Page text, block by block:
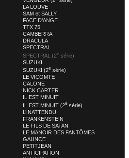
LA LOUVE
SAM et SALLY
FACE D’ANGE
TTX 75
CAMBERRA
DRACULA
SPECTRAL
SPECTRAL (2esérie)
SUZUKI
SUZUKI (2esérie)
LE VICOMTE
CALONE
NICK CARTER
IL EST MINUIT
IL EST MINUIT (2esérie)
L’INATTENDU
FRANKENSTEIN
LE FILS DE SATAN
LE MANOIR DES FANTÔMES
GAUNCE
PETITJEAN
ANTICIPATION